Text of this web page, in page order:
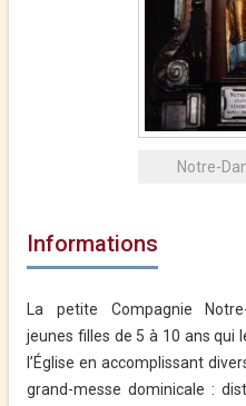
Notre-
Informations
La petite Compagnie
jeunes filles de 5 à 10 ans qui
l’Église en accomplissant
grand-messe dominicale :